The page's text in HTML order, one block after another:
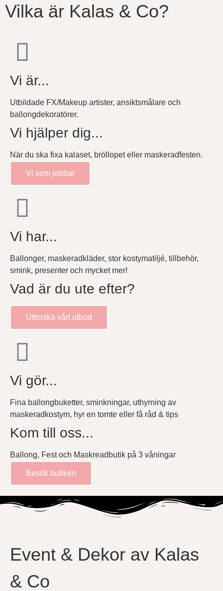
Vilka är Kalas & Co?
Vi är...
Utbildade FX/Makeup artister, ansiktsmålare och
ballongdekoratörer.
Vi hjälper dig...
När du ska fixa kalaset, bröllopet eller maskeradfesten.
Vi som jobbar
Vi har...
Ballonger, maskeradkläder, stor kostymatiljé, tillbehör,
smink, presenter och mycket mer!
Vad är du ute efter?
Utforska vårt utbud
Vi gör...
Fina ballongbuketter, sminkningar, uthyrning av
maskeradkostym, hyr en tomte eller få råd & tips
Kom till oss...
Ballong, Fest och Maskreadbutik på 3 våningar
Besök butiken
Event & Dekor av Kalas
& Co